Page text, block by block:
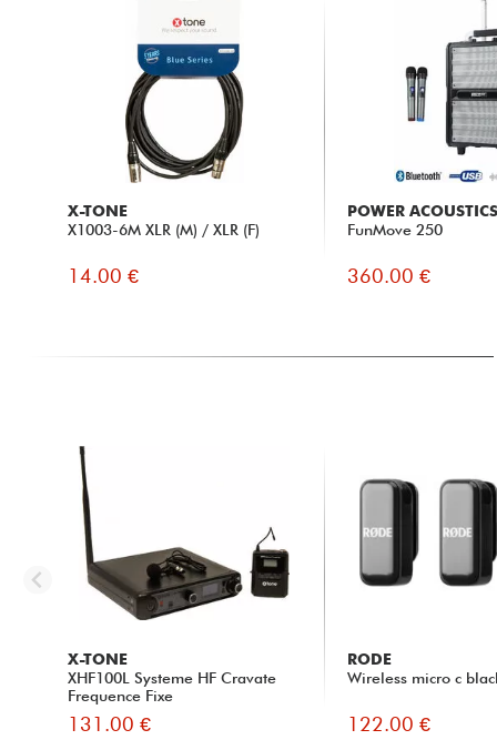
X-TONE
X1003-6M XLR (M) / XLR (F)
14.00 €
POWER ACOUSTICS
FunMove 250
360.00 €
X-TONE
XHF100L Systeme HF Cravate
Frequence Fixe
131.00 €
RODE
Wireless micro c
122.00 €